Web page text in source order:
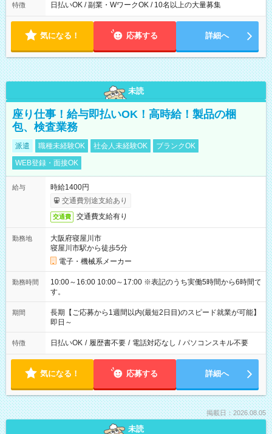
特徴 日払いOK / 副業・WワークOK / 10名以上の大量募集
気になる！ 応募する 詳細へ
未読
座り仕事！給与即払いOK！高時給！製品の梱
包、検査業務
派遣 職種未経験OK 社会人未経験OK
ブランクOK
WEB登録・面接OK
給与
時給1400円
交通費別途支給あり
交通費 交通費支給有り
勤務地
大阪府寝屋川市
寝屋川市駅から徒歩5分
電子・機械系メーカー
勤務時間
10:00～16:00 10:00～17:00 ※表記のうち実働5時間から6時間で
す。
期間
長期【ご応募から1週間以内(最短2日目)のスピード就業が可能】
即日～
特徴 日払いOK / 履歴書不要 / 電話対応なし / パソコンスキル不要
気になる！ 応募する 詳細へ
掲載日：2026.08.05
未読